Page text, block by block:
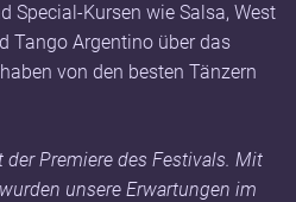
Special-Kursen wie Salsa, West
Tango Argentino über das
von den besten Tänzern
Premiere des Festivals. Mit
unsere Erwartungen im